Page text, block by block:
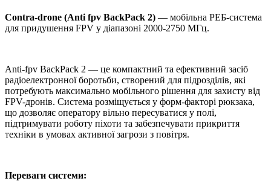
Contra-drone (Anti fpv BackPack 2) — мобільна РЕБ-система
для придушення FPV у діапазоні 2000-2750 МГц.
Anti-fpv BackPack 2 — це компактний та ефективний засіб
радіоелектронної боротьби, створений для підрозділів, які
потребують максимально мобільного рішення для захисту від
FPV-дронів. Система розміщується у форм-факторі рюкзака,
що дозволяє оператору вільно пересуватися у полі,
підтримувати роботу піхоти та забезпечувати прикриття
техніки в умовах активної загрози з повітря.
Переваги системи: